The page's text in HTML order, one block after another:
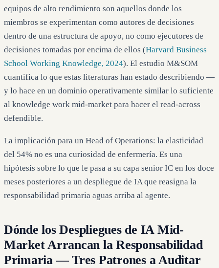
equipos de alto rendimiento son aquellos donde los
miembros se experimentan como autores de decisiones
dentro de una estructura de apoyo, no como ejecutores de
decisiones tomadas por encima de ellos (Harvard Business
School Working Knowledge, 2024). El estudio M&SOM
cuantifica lo que estas literaturas han estado describiendo —
y lo hace en un dominio operativamente similar lo suficiente
al knowledge work mid-market para hacer el read-across
defendible.
La implicación para un Head of Operations: la elasticidad
del 54% no es una curiosidad de enfermería. Es una
hipótesis sobre lo que le pasa a su capa senior IC en los doce
meses posteriores a un despliegue de IA que reasigna la
responsabilidad primaria aguas arriba al agente.
Dónde los Despliegues de IA Mid-
Market Arrancan la Responsabilidad
Primaria — Tres Patrones a Auditar